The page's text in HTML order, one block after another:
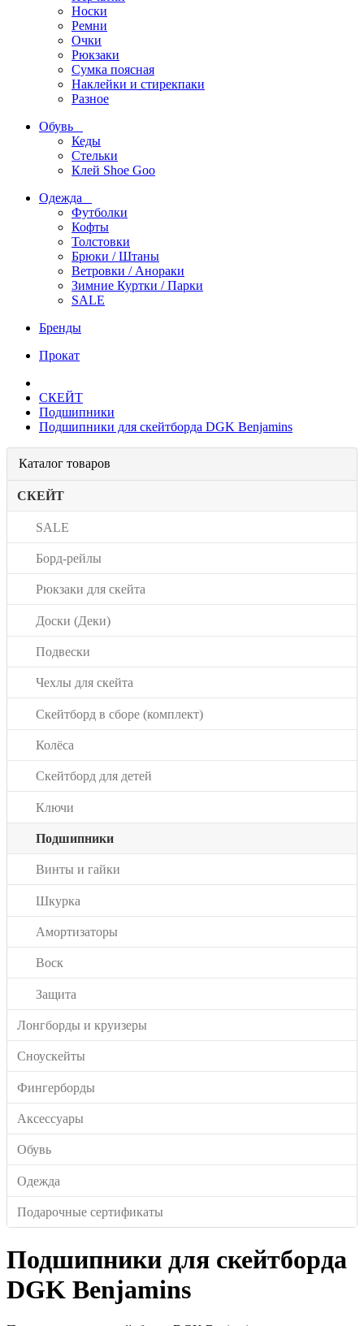
Носки
Ремни
Очки
Рюкзаки
Сумка поясная
Наклейки и стирекпаки
Разное
Обувь
Кеды
Стельки
Клей Shoe Goo
Одежда
Футболки
Кофты
Толстовки
Брюки / Штаны
Ветровки / Анораки
Зимние Куртки / Парки
SALE
Бренды
Прокат
СКЕЙТ
Подшипники
Подшипники для скейтборда DGK Benjamins
Каталог товаров
СКЕЙТ
SALE
Борд-рейлы
Рюкзаки для скейта
Доски (Деки)
Подвески
Чехлы для скейта
Скейтборд в сборе (комплект)
Колёса
Скейтборд для детей
Ключи
Подшипники
Винты и гайки
Шкурка
Амортизаторы
Воск
Защита
Лонгборды и круизеры
Сноускейты
Фингерборды
Аксессуары
Обувь
Одежда
Подарочные сертификаты
Подшипники для скейтборда
DGK Benjamins